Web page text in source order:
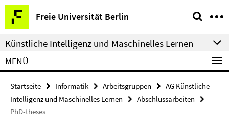
Springe
direkt
zu
Inhalt
Freie Universität Berlin
Service-
Navigation
Künstliche Intelligenz und Maschinelles Lernen
MENÜ
Startseite Informatik Arbeitsgruppen
AG Künstliche
Intelligenz und Maschinelles Lernen
Abschlussarbeiten
PhD-theses